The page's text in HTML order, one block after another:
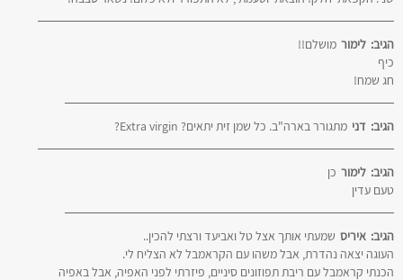
לימור הגיב:
מושלם!!
כיף
חג שמח!
דני הגיב: מתגורר בארה"ב. כל שמן זית יתאים? Extra virgin?
לימור הגיב:
כן
טעם עדין
איריס הגיב:
שמעתי אותך אצל טל ואביעד ורצתי להכין..
העוגה יצאה נהדרת, אבל משהו עם הקראמבל לא הצליח לי.
הכנתי קראמבל עם ריבת תפוזונים סיניים, פיזרתי לפני האפיה, אבל באפיה